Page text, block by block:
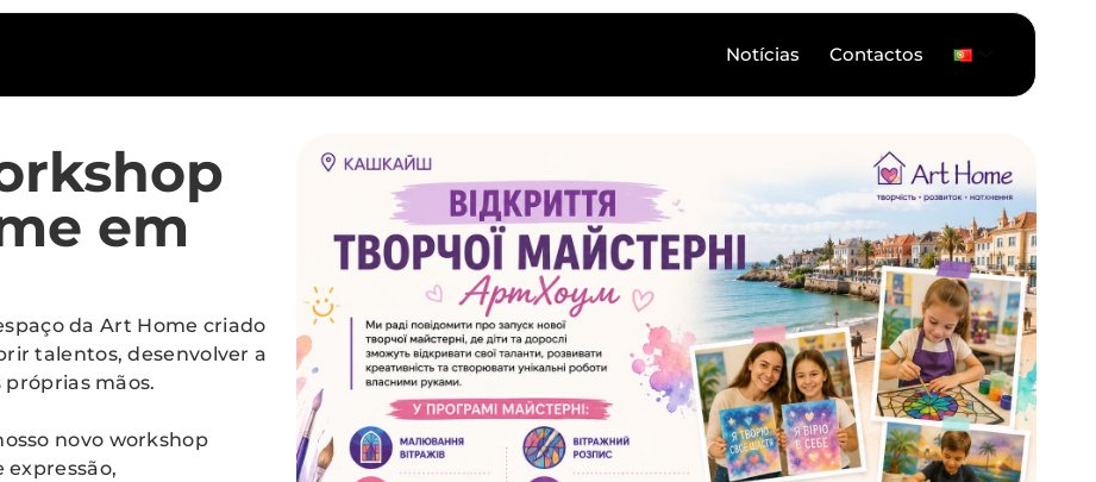
Notícias Contactos
em
da Art Home criado
talentos, desenvolver a
mãos.
novo workshop